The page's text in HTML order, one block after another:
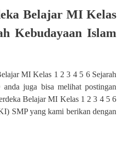
Belajar MI Kelas
Kebudayaan Islam
MI Kelas 1 2 3 4 5 6 Sejarah
juga bisa melihat postingan
Belajar MI Kelas 1 2 3 4 5 6
SMP yang kami berikan dengan